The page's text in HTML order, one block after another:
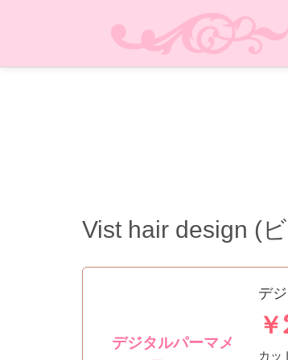
Vist hair design (
デジタルパーマメ
デ
カッ